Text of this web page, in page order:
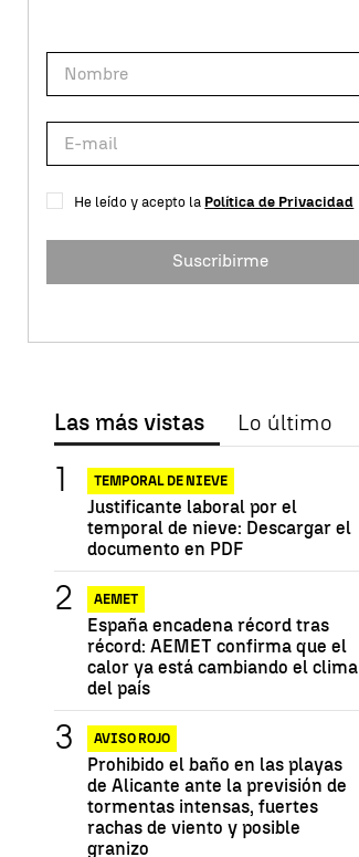
He leído y acepto la Política de Privacidad
Suscribirme
Las más vistas Lo último
TEMPORAL DE NIEVE
Justificante laboral por el
temporal de nieve: Descargar el
documento en PDF
AEMET
España encadena récord tras
récord: AEMET confirma que el
calor ya está cambiando el clima
del país
AVISO ROJO
Prohibido el baño en las playas
de Alicante ante la previsión de
tormentas intensas, fuertes
rachas de viento y posible
granizo